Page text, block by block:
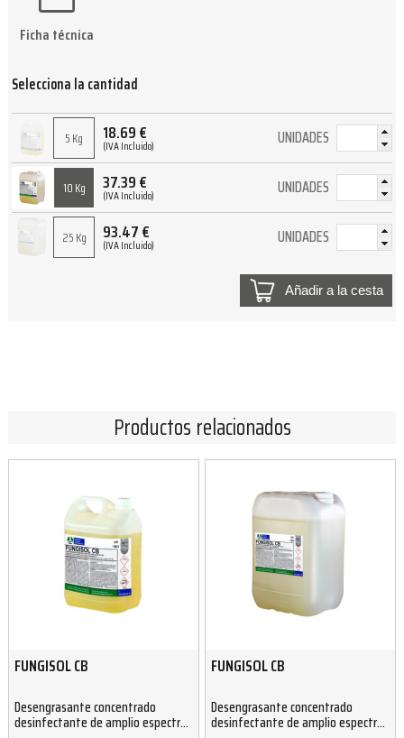
Selecciona la cantidad
5 Kg 18.69€
(IVA Incluido) UNIDADES
10 Kg 37.39€
(IVA Incluido) UNIDADES
25 Kg 93.47€
(IVA Incluido) UNIDADES
Añadir a la cesta
Ficha técnica
Productos relacionados
FUNGISOL CB
Desengrasante concentrado
desinfectante de amplio espectro
FUNGISOL CB
Desengrasante concentrado
desinfectante de amplio espectro